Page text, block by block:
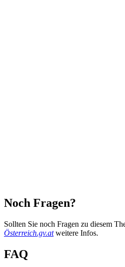
Noch Fragen?
Sollten Sie noch Fragen zu diesem
Österreich.gv.atweitere Infos.
FAQ